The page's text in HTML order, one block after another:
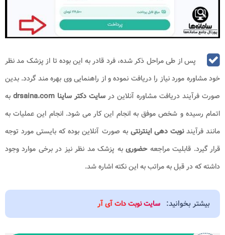
پس از طی مراحل ذکر شده، فرد قادر به این بوده تا از پزشک مد نظر
خود مشاوره مورد نیاز را دریافت نموده و از راهنمایی وی بهره مند گردد. بدین
صورت فرآیند دریافت مشاوره آنلاین در سایت دکتر ساینا drsaina.com به
اتمام رسیده و شخص موفق به انجام این کار می شود. انجام این عملیات به
مانند فرآیندنوبت دهی اینترنتی به صورت آنلاین بوده که بایستی مورد توجه
قرار گیرد. قابلیت مراجعهحضوریبه پزشک مد نظر نیز در برخی موارد وجود
داشته که در قبل به مراتب به این نکته اشاره شد.
بیشتر بخوانید: سایت نوبت دات آی آر